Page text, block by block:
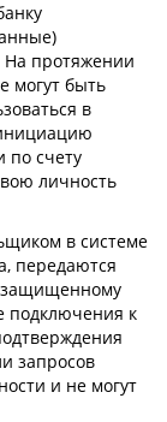
На протяжении
могут быть
в
по счету
личность
в системе
передаются
защищенному
подключения к
запросов
и не могут